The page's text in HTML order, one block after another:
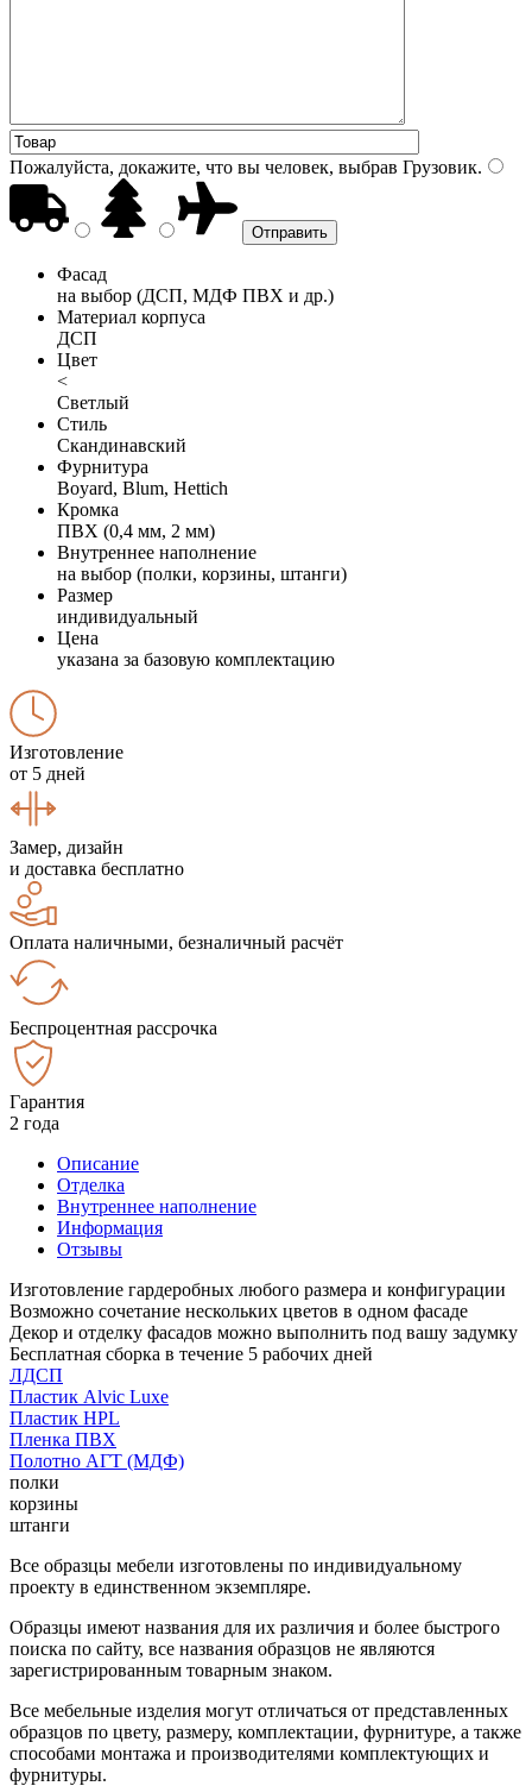
Пожалуйста, докажите, что вы человек, выбрав Грузовик.
Фасад
на выбор (ДСП, МДФ ПВХ и др.)
Материал корпуса
ДСП
Цвет
<
Светлый
Стиль
Скандинавский
Фурнитура
Boyard, Blum, Hettich
Кромка
ПВХ (0,4 мм, 2 мм)
Внутреннее наполнение
на выбор (полки, корзины, штанги)
Размер
индивидуальный
Цена
указана за базовую комплектацию
Изготовление
от 5 дней
Замер, дизайн
и доставка бесплатно
Оплата наличными, безналичный расчёт
Беспроцентная рассрочка
Гарантия
2 года
Описание
Отделка
Внутреннее наполнение
Информация
Отзывы
Изготовление гардеробных любого размера и конфигурации
Возможно сочетание нескольких цветов в одном фасаде
Декор и отделку фасадов можно выполнить под вашу задумку
Бесплатная сборка в течение 5 рабочих дней
ЛДСП
Пластик Alvic Luxe
Пластик HPL
Пленка ПВХ
Полотно АГТ (МДФ)
полки
корзины
штанги
Все образцы мебели изготовлены по индивидуальному
проекту в единственном экземпляре.
Образцы имеют названия для их различия и более быстрого
поиска по сайту, все названия образцов не являются
зарегистрированным товарным знаком.
Все мебельные изделия могут отличаться от представленных
образцов по цвету, размеру, комплектации, фурнитуре, а также
способами монтажа и производителями комплектующих и
фурнитуры.